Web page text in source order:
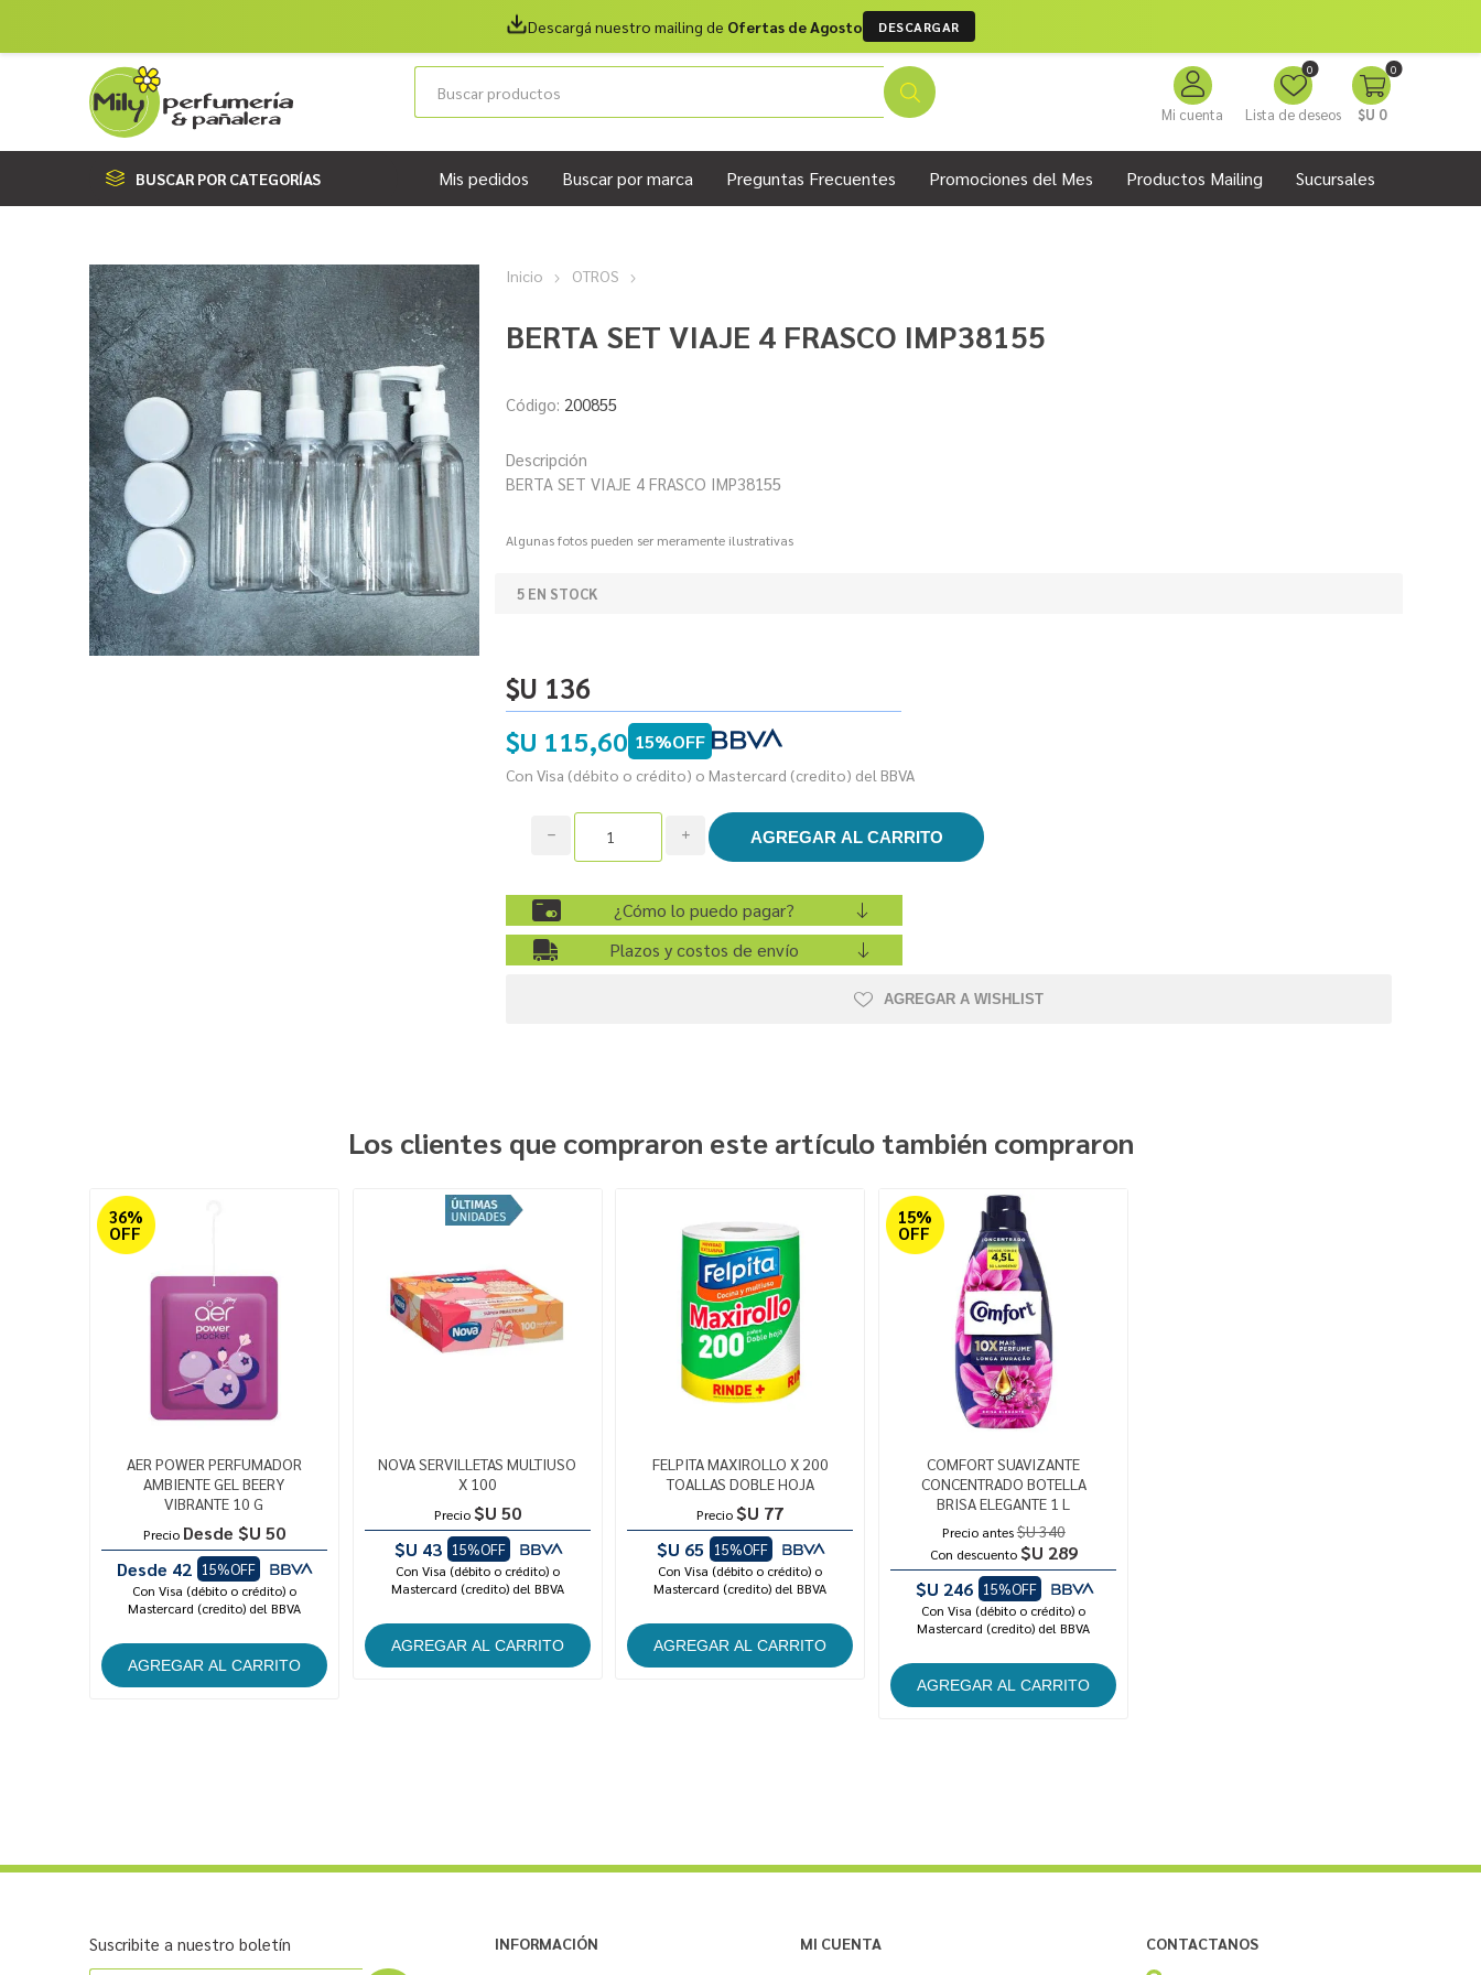
Descargá nuestro mailing de Ofertas de Agosto DESCARGAR
Mi cuenta Lista de deseos
0 0
$U 0
BUSCAR POR CATEGORÍAS Mis pedidos Buscar por marca Preguntas Frecuentes Promociones del Mes Productos Mailing Sucursales
Inicio OTROS
BERTA SET VIAJE 4 FRASCO IMP38155
Código: 200855
Descripción
BERTA SET VIAJE 4 FRASCO IMP38155
Algunas fotos pueden ser meramente ilustrativas
5 EN STOCK
$U 136
$U 115,60 15%OFF
Con Visa (débito o crédito) o Mastercard (credito) del BBVA
i
h
¿Cómo lo puedo pagar?
Plazos y costos de envío
AGREGAR A WISHLIST
Los clientes que compraron este artículo también compraron
36%
OFF
AER POWER PERFUMADOR
AMBIENTE GEL BEERY
VIBRANTE 10 G
Precio Desde $U 50
Desde 42 15%OFF
Con Visa (débito o crédito) o
Mastercard (credito) del BBVA
NOVA SERVILLETAS MULTIUSO
X 100
Precio $U 50
$U 43
15%OFF
Con Visa (débito o crédito) o
Mastercard (credito) del BBVA
FELPITA MAXIROLLO X 200
TOALLAS DOBLE HOJA
Precio $U 77
$U 65
15%OFF
Con Visa (débito o crédito) o
Mastercard (credito) del BBVA
15%
OFF
COMFORT SUAVIZANTE
CONCENTRADO BOTELLA
BRISA ELEGANTE 1 L
Precio antes$U 340
Con descuento $U 289
$U 246 15%OFF
Con Visa (débito o crédito) o
Mastercard (credito) del BBVA
Suscribite a nuestro boletín INFORMACIÓN MI CUENTA CONTACTANOS